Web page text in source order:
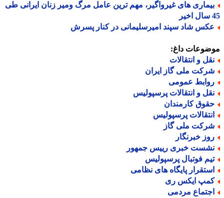
های غیرواگیر، مهم ترین عامل مرگ ومیر زنان ایرانی طی
شاد سپند امیرسلیمانی در کنار پسرش
داغ:
و انتقالات
ملی گاز ایران
عمومی
و انتقالات پرسپولیس
کارمندان
پرسپولیس
ملی گاز
خبرنگار
خبری رییس جمهور
فوتبال پرسپولیس
پایگاه های نظامی
ایکس ری
مردمی